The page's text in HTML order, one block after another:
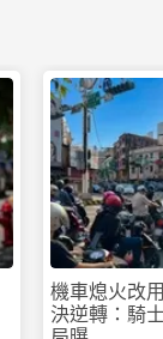
機車熄火改
決逆轉：騎